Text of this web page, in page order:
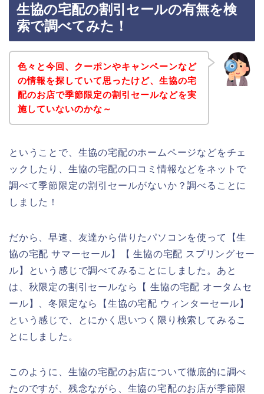
生協の宅配の割引セールの有無を検
索で調べてみた！
色々と今回、クーポンやキャンペーンなど
の情報を探していて思ったけど、生協の宅
配のお店で季節限定の割引セールなどを実
施していないのかな～
ということで、生協の宅配のホームページなどをチェ
ックしたり、生協の宅配の口コミ情報などをネットで
調べて季節限定の割引セールがないか？調べることに
しました！
だから、早速、友達から借りたパソコンを使って【生
協の宅配 サマーセール】【 生協の宅配 スプリングセー
ル】という感じで調べてみることにしました。あと
は、秋限定の割引セールなら【 生協の宅配 オータムセ
ール】、冬限定なら【生協の宅配 ウィンターセール】
という感じで、とにかく思いつく限り検索してみるこ
とにしました。
このように、生協の宅配のお店について徹底的に調べ
たのですが、残念ながら、生協の宅配のお店が季節限